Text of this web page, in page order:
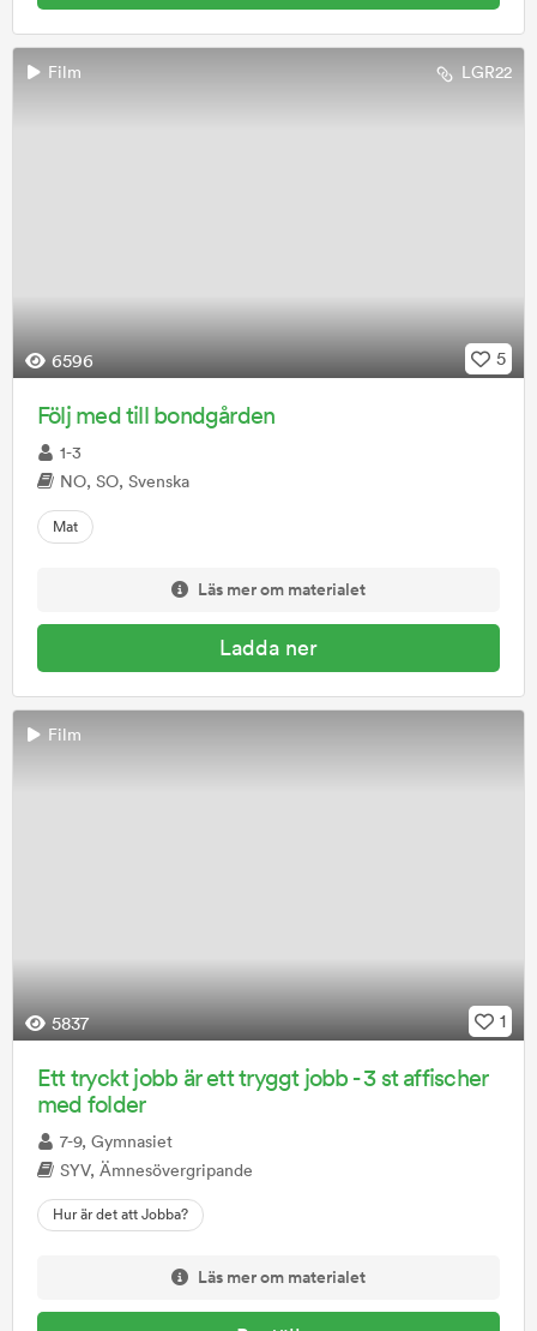
Film LGR22
6596 5
Följ med till bondgården
1-3
NO, SO, Svenska
Mat
Läs mer om materialet
Ladda ner
Film
5837 1
Ett tryckt jobb är ett tryggt jobb - 3 st affischer
med folder
7-9, Gymnasiet
SYV, Ämnesövergripande
Hur är det att Jobba?
Läs mer om materialet